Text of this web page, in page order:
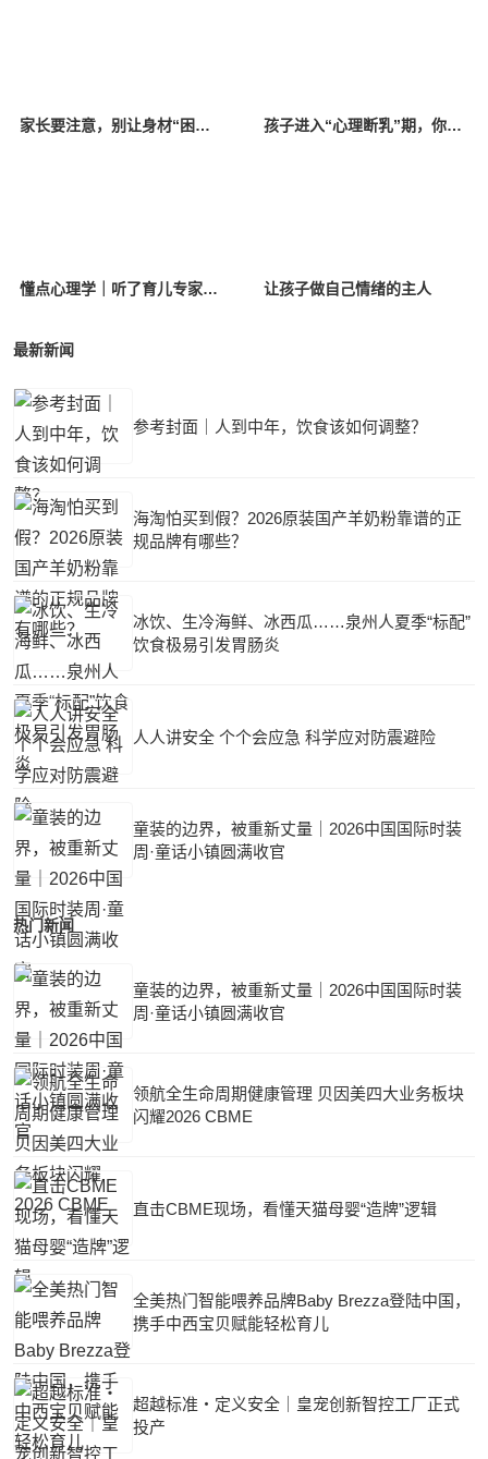
家长要注意，别让身材“困住”孩子 孩子进入“心理断乳”期，你知道吗？13-18岁孩子家长定要看！
懂点心理学｜听了育儿专家的话，越来越不会带娃？ 让孩子做自己情绪的主人
最新新闻
参考封面｜人到中年，饮食该如何调整？
海淘怕买到假？2026原装国产羊奶粉靠谱的正
规品牌有哪些？
冰饮、生冷海鲜、冰西瓜……泉州人夏季“标配”
饮食极易引发胃肠炎
人人讲安全 个个会应急 科学应对防震避险
童装的边界，被重新丈量｜2026中国国际时装
周·童话小镇圆满收官
热门新闻
童装的边界，被重新丈量｜2026中国国际时装
周·童话小镇圆满收官
领航全生命周期健康管理 贝因美四大业务板块
闪耀2026 CBME
直击CBME现场，看懂天猫母婴“造牌”逻辑
全美热门智能喂养品牌Baby Brezza登陆中国，
携手中西宝贝赋能轻松育儿
超越标准・定义安全｜皇宠创新智控工厂正式
投产